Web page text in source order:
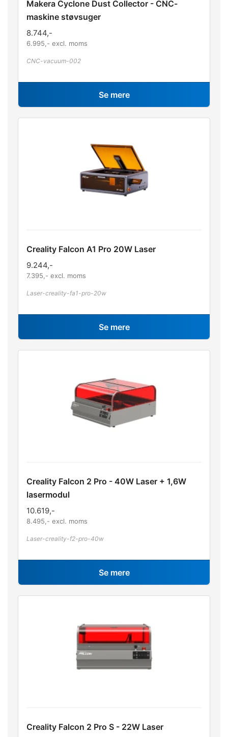
Makera Cyclone Dust Collector - CNC-
maskine støvsuger
8.744,-
6.995 ,- excl. moms
CNC-vacuum-002
Se mere
Creality Falcon A1 Pro 20W Laser
9.244,-
7.395 ,- excl. moms
Laser-creality-fa1-pro-20w
Se mere
Creality Falcon 2 Pro - 40W Laser + 1,6W
lasermodul
10.619,-
8.495 ,- excl. moms
Laser-creality-f2-pro-40w
Se mere
Creality Falcon 2 Pro S - 22W Laser